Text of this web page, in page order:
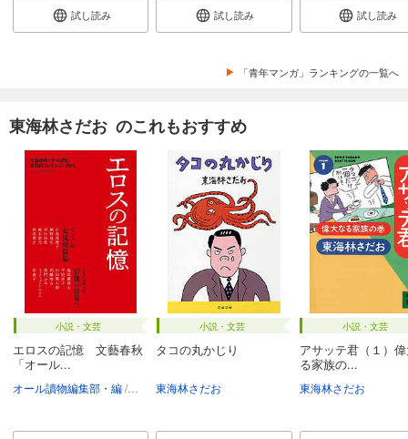
試し読み 試し読み 試し読み
「青年マンガ」ランキングの一覧へ
東海林さだお のこれもおすすめ
小説・文芸
エロスの記憶 文藝春秋
「オール...
オール讀物編集部・編 小池真理子 桐野夏生 桜木紫乃 林真理子
小説・文芸
タコの丸かじり
東海林さだお
小説・文芸
アサッテ君（１）
る家族の...
東海林さだお